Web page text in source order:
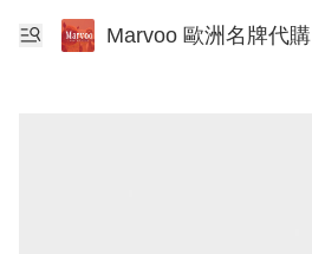
Marvoo 歐洲名牌代購